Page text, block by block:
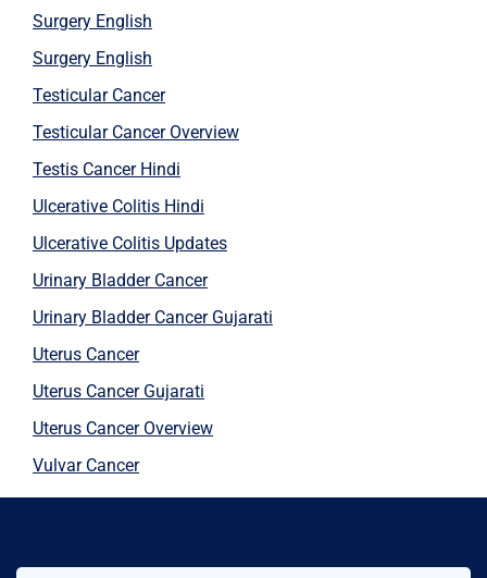
Surgery English
Surgery English
Testicular Cancer
Testicular Cancer Overview
Testis Cancer Hindi
Ulcerative Colitis Hindi
Ulcerative Colitis Updates
Urinary Bladder Cancer
Urinary Bladder Cancer Gujarati
Uterus Cancer
Uterus Cancer Gujarati
Uterus Cancer Overview
Vulvar Cancer